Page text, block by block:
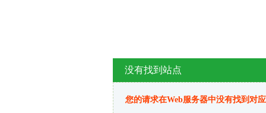
没有找到站点
您的请求在Web服务器中没有找到对